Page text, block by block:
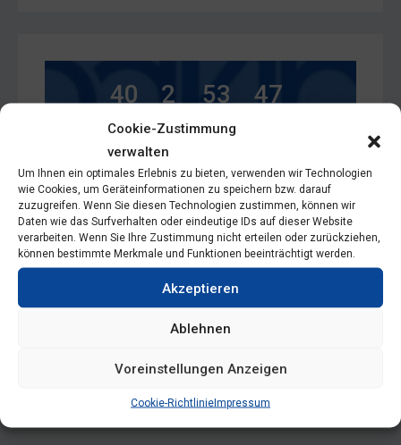
Cookie-Zustimmung
verwalten
Um Ihnen ein optimales Erlebnis zu bieten, verwenden wir Technologien
wie Cookies, um Geräteinformationen zu speichern bzw. darauf
zuzugreifen. Wenn Sie diesen Technologien zustimmen, können wir
Daten wie das Surfverhalten oder eindeutige IDs auf dieser Website
verarbeiten. Wenn Sie Ihre Zustimmung nicht erteilen oder zurückziehen,
können bestimmte Merkmale und Funktionen beeinträchtigt werden.
Akzeptieren
Ablehnen
Voreinstellungen Anzeigen
Cookie-RichtlinieImpressum
40
Tage
2
Stunden
53 46
Beginn
11:30